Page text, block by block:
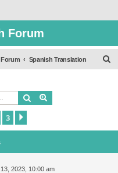
Forum
Spanish Translation
Buscar
3
2023, 10:00 am